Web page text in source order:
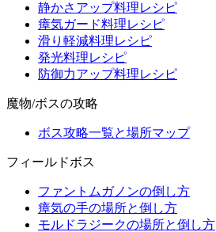
静かさアップ料理レシピ
瘴気ガード料理レシピ
滑り軽減料理レシピ
発光料理レシピ
防御力アップ料理レシピ
魔物/ボスの攻略
ボス攻略一覧と場所マップ
フィールドボス
ファントムガノンの倒し方
瘴気の手の場所と倒し方
モルドラジークの場所と倒し方